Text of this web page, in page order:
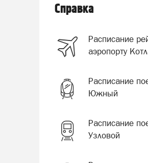
Справка
Расписание
аэропорту
Расписание
Южный
Расписание
Узловой